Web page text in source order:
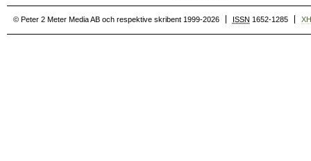
© Peter 2 Meter Media AB och respektive skribent 1999-2026 ISSN 1652-1285